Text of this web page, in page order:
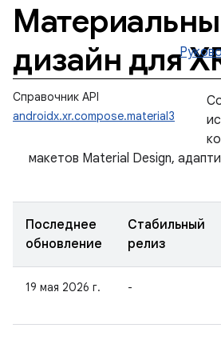
дизайн для
Справочник API
androidx.xr.compose.material3
макетов Material Design,
Последнее
обновление
Стабильный
релиз
19 мая 2026 г. -